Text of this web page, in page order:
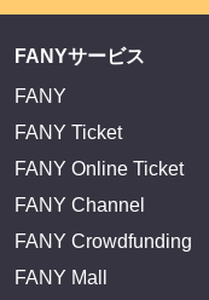
FANYサービス
FANY
FANY Ticket
FANY Online Ticket
FANY Channel
FANY Crowdfunding
FANY Mall